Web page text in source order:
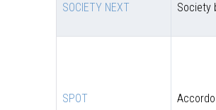
SOCIETY NEXT Society
SPOT Accordo